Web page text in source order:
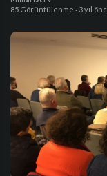
85 Görüntülenme · 3 yıl